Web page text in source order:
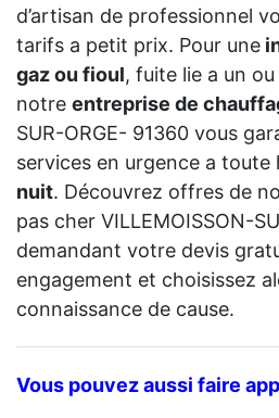
d’artisan de professionnel
tarifs a petit prix. Pour une
gaz ou fioul, fuite lie a un
notre entreprise de
SUR-ORGE- 91360 vous
services en urgence a toute
nuit. Découvrez offres de
pas cher VILLEMOISSON-
demandant votre devis
engagement et choisissez
connaissance de cause.
Vous pouvez aussi faire